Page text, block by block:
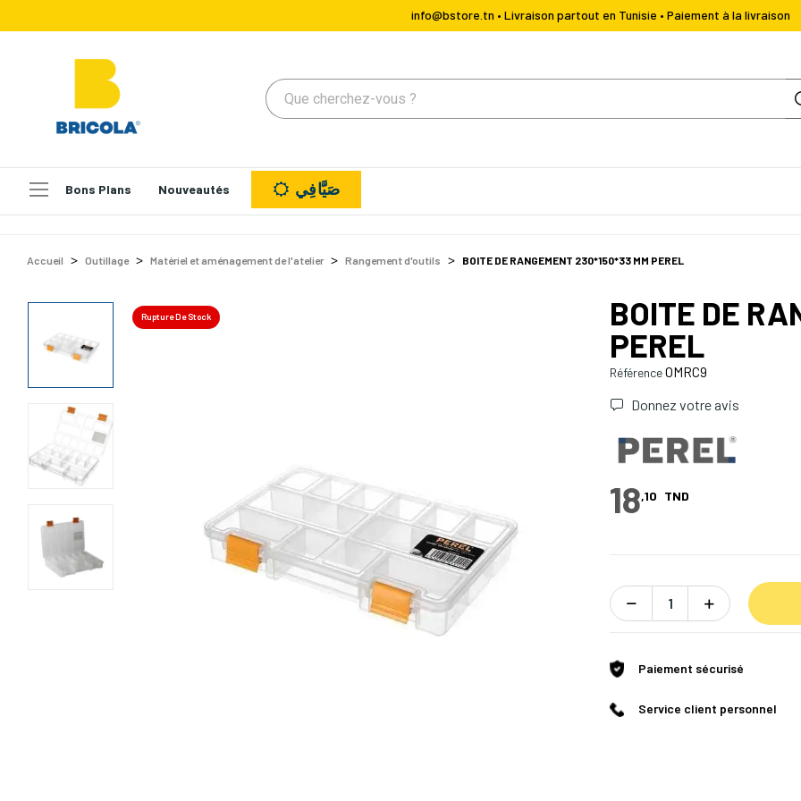
info@bstore.tn • Livraison partout en Tunisie • Paiement à la livraison
Bons Plans Nouveautés صَيَّافِي
Accueil Outillage Matériel et aménagement de l'atelier Rangement d'outils BOITE DE RANGEMENT 230*150*33 MM PEREL
Rupture De Stock
BOITE DE
PEREL
RéférenceOMRC9
Donnez votre avis
18,10 TND
Paiement sécurisé
Service client personnel